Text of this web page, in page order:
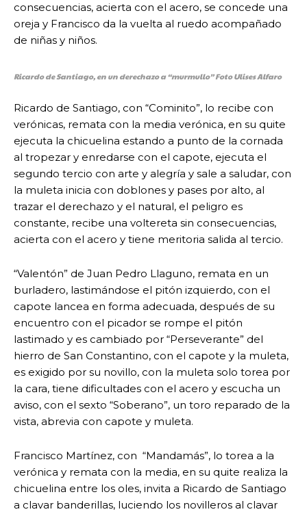
consecuencias, acierta con el acero, se concede una
oreja y Francisco da la vuelta al ruedo acompañado
de niñas y niños.
Ricardo de Santiago, en un derechazo a “murmullo” Foto Ulises Alfaro
Ricardo de Santiago, con “Cominito”, lo recibe con
verónicas, remata con la media verónica, en su quite
ejecuta la chicuelina estando a punto de la cornada
al tropezar y enredarse con el capote, ejecuta el
segundo tercio con arte y alegría y sale a saludar, con
la muleta inicia con doblones y pases por alto, al
trazar el derechazo y el natural, el peligro es
constante, recibe una voltereta sin consecuencias,
acierta con el acero y tiene meritoria salida al tercio.
“Valentón” de Juan Pedro Llaguno, remata en un
burladero, lastimándose el pitón izquierdo, con el
capote lancea en forma adecuada, después de su
encuentro con el picador se rompe el pitón
lastimado y es cambiado por “Perseverante” del
hierro de San Constantino, con el capote y la muleta,
es exigido por su novillo, con la muleta solo torea por
la cara, tiene dificultades con el acero y escucha un
aviso, con el sexto “Soberano”, un toro reparado de la
vista, abrevia con capote y muleta.
Francisco Martínez, con “Mandamás”, lo torea a la
verónica y remata con la media, en su quite realiza la
chicuelina entre los oles, invita a Ricardo de Santiago
a clavar banderillas, luciendo los novilleros al clavar